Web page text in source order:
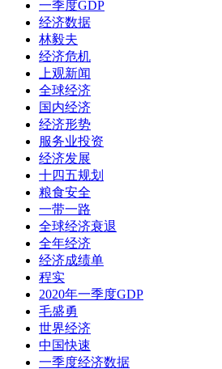
一季度GDP
经济数据
林毅夫
经济危机
上观新闻
全球经济
国内经济
经济形势
服务业投资
经济发展
十四五规划
粮食安全
一带一路
全球经济衰退
全年经济
经济成绩单
程实
2020年一季度GDP
毛盛勇
世界经济
中国快速
一季度经济数据